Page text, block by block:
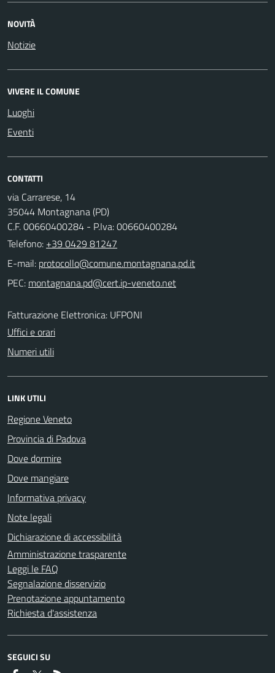
NOVITÀ
Notizie
VIVERE IL COMUNE
Luoghi
Eventi
CONTATTI
via Carrarese, 14
35044 Montagnana (PD)
C.F. 00660400284 - P.Iva: 00660400284
Telefono: +39 0429 81247
E-mail:
PEC:
Fatturazione Elettronica: UFPONI
Uffici e orari
Numeri utili
LINK UTILI
Regione Veneto
Provincia di Padova
Dove dormire
Dove mangiare
Informativa privacy
Note legali
Dichiarazione di accessibilità
Amministrazione trasparente
Leggi le FAQ
Segnalazione disservizio
Prenotazione appuntamento
Richiesta d'assistenza
SEGUICI SU